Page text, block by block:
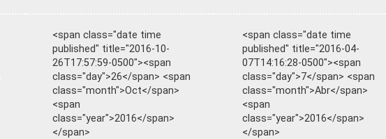
<span class="date time
published" title="2016-10-
26T17:57:59-0500"><span
class="day">26</span> <span
class="month">Oct</span>
<span
class="year">2016</span>
</span>
<span class="date time
published" title="2016-04-
07T14:16:28-0500"><span
class="day">7</span> <span
class="month">Abr</span>
<span
class="year">2016</span>
</span>